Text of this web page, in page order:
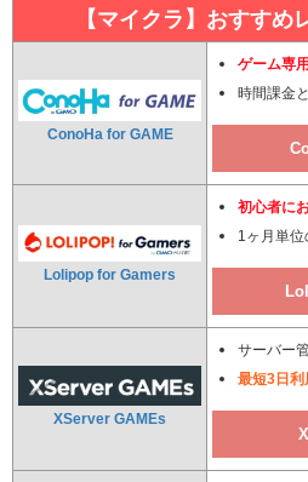
【マイクラ】おすすめ
ConoHa for GAME
ゲーム専用
時間課金
Lolipop for Gamers
初心者に
1ヶ月単
XServer GAMEs
サーバー
最短3日利